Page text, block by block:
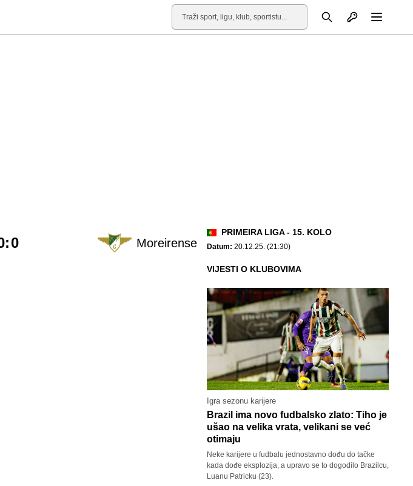
Pretraga Otvori profil
Moreirense
:0
PRIMEIRA LIGA - 15. KOLO
Datum: 20.12.25. (21:30)
VIJESTI O KLUBOVIMA
Igra sezonu karijere
Brazil ima novo fudbalsko zlato: Tiho je
ušao na velika vrata, velikani se već
otimaju
Neke karijere u fudbalu jednostavno dođu do tačke
kada dođe eksplozija, a upravo se to dogodilo Brazilcu,
Luanu Patricku (23).